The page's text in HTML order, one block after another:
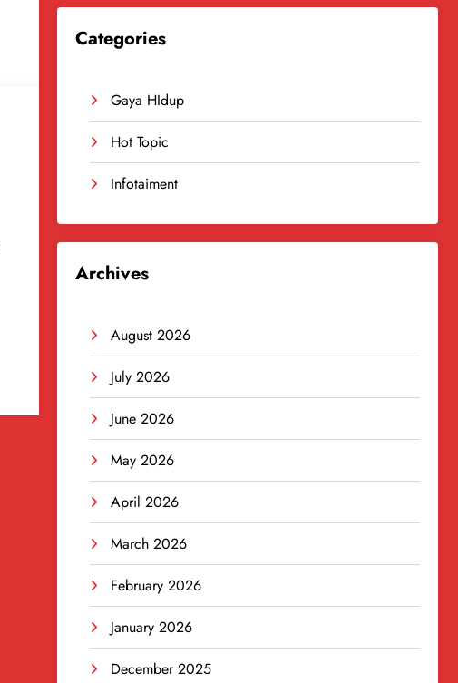
Categories
Gaya HIdup
Hot Topic
Infotaiment
Archives
August 2026
July 2026
June 2026
May 2026
April 2026
March 2026
February 2026
January 2026
December 2025